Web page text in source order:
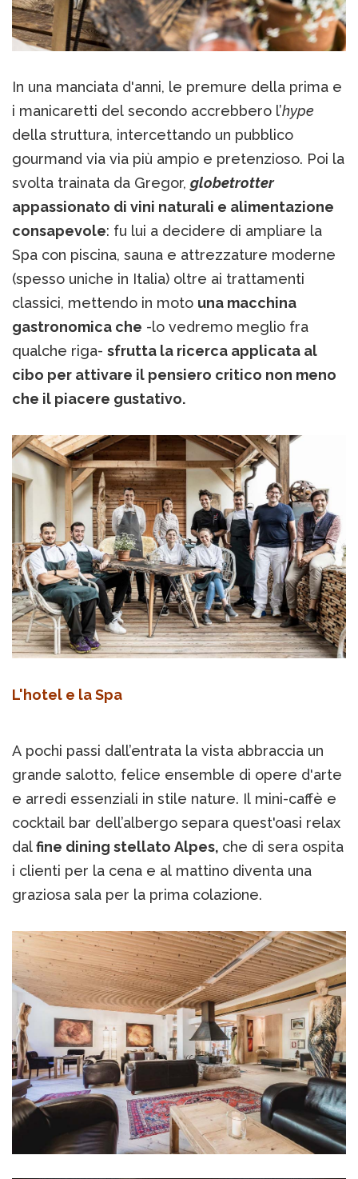
In una manciata d'anni, le premure della prima e
i manicaretti del secondo accrebbero l’hype
della struttura, intercettando un pubblico
gourmand via via più ampio e pretenzioso. Poi la
svolta trainata da Gregor, globetrotter
appassionato di vini naturali e alimentazione
consapevole: fu lui a decidere di ampliare la
Spa con piscina, sauna e attrezzature moderne
(spesso uniche in Italia) oltre ai trattamenti
classici, mettendo in moto una macchina
gastronomica che -lo vedremo meglio fra
qualche riga- sfrutta la ricerca applicata al
cibo per attivare il pensiero critico non meno
che il piacere gustativo.
L'hotel e la Spa
A pochi passi dall’entrata la vista abbraccia un
grande salotto, felice ensemble di opere d'arte
e arredi essenziali in stile nature. Il mini-caffè e
cocktail bar dell’albergo separa quest'oasi relax
dalfine dining stellato Alpes, che di sera ospita
i clienti per la cena e al mattino diventa una
graziosa sala per la prima colazione.